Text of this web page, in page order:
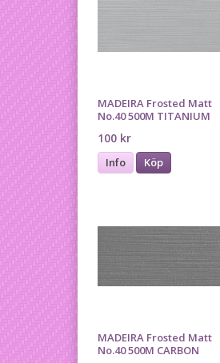
MADEIRA Frosted Matt
No.40 500M TITANIUM
100 kr
Info Köp
MADEIRA Frosted Matt
No.40 500M CARBON